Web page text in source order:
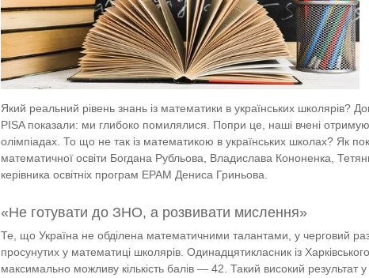
Який реальний рівень знань із математики в українських школярів?
PISA показали: ми глибоко помилялися. Попри це, наші вчені
олімпіадах. То що не так із математикою в українських школах? Як
математичної освіти Богдана Рубльова, Владислава Кононенка,
керівника освітніх програм EPAM Дениса Гриньова.
«Не готувати до ЗНО, а розвивати мислення»
Те, що Україна не обділена математичними талантами, у черговий
просунутих у математиці школярів. Одинадцятикласник із
максимально можливу кількість балів — 42. Такий високий результат